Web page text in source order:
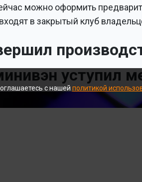
можно оформить
в закрытый клуб
уступил
с нашей политикой